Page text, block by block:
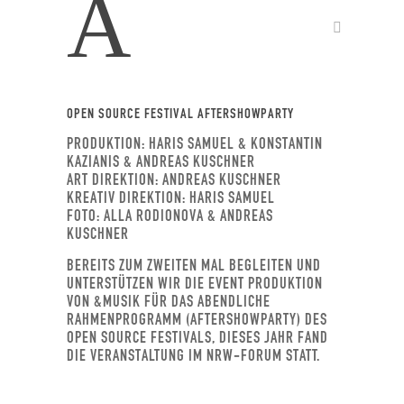
A
OPEN SOURCE FESTIVAL AFTERSHOWPARTY
PRODUKTION: HARIS SAMUEL & KONSTANTIN
KAZIANIS & ANDREAS KUSCHNER
ART DIREKTION: ANDREAS KUSCHNER
KREATIV DIREKTION: HARIS SAMUEL
FOTO: ALLA RODIONOVA & ANDREAS
KUSCHNER
BEREITS ZUM ZWEITEN MAL BEGLEITEN UND
UNTERSTÜTZEN WIR DIE EVENT PRODUKTION
VON &MUSIK FÜR DAS ABENDLICHE
RAHMENPROGRAMM (AFTERSHOWPARTY) DES
OPEN SOURCE FESTIVALS, DIESES JAHR FAND
DIE VERANSTALTUNG IM NRW-FORUM STATT.